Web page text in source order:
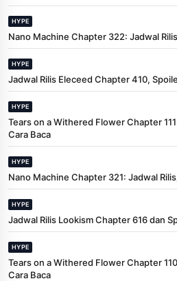
HYPE
Nano Machine Chapter 322: Jadwal
HYPE
Jadwal Rilis Eleceed Chapter 410,
HYPE
Tears on a Withered Flower Chapter
Cara Baca
HYPE
Nano Machine Chapter 321: Jadwal
HYPE
Jadwal Rilis Lookism Chapter 616 dan
HYPE
Tears on a Withered Flower Chapter
Cara Baca